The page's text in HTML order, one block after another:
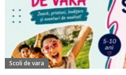
Scoli de vara